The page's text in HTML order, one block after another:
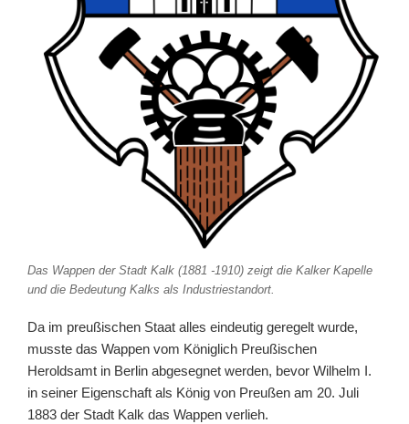
Das Wappen der Stadt Kalk (1881 -1910) zeigt die Kalker Kapelle
und die Bedeutung Kalks als Industriestandort.
Da im preußischen Staat alles eindeutig geregelt wurde,
musste das Wappen vom Königlich Preußischen
Heroldsamt in Berlin abgesegnet werden, bevor Wilhelm I.
in seiner Eigenschaft als König von Preußen am 20. Juli
1883 der Stadt Kalk das Wappen verlieh.